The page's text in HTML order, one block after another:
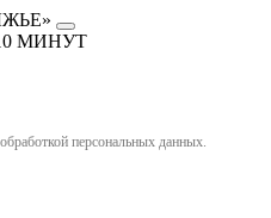
МИНУТ
персональных данных.